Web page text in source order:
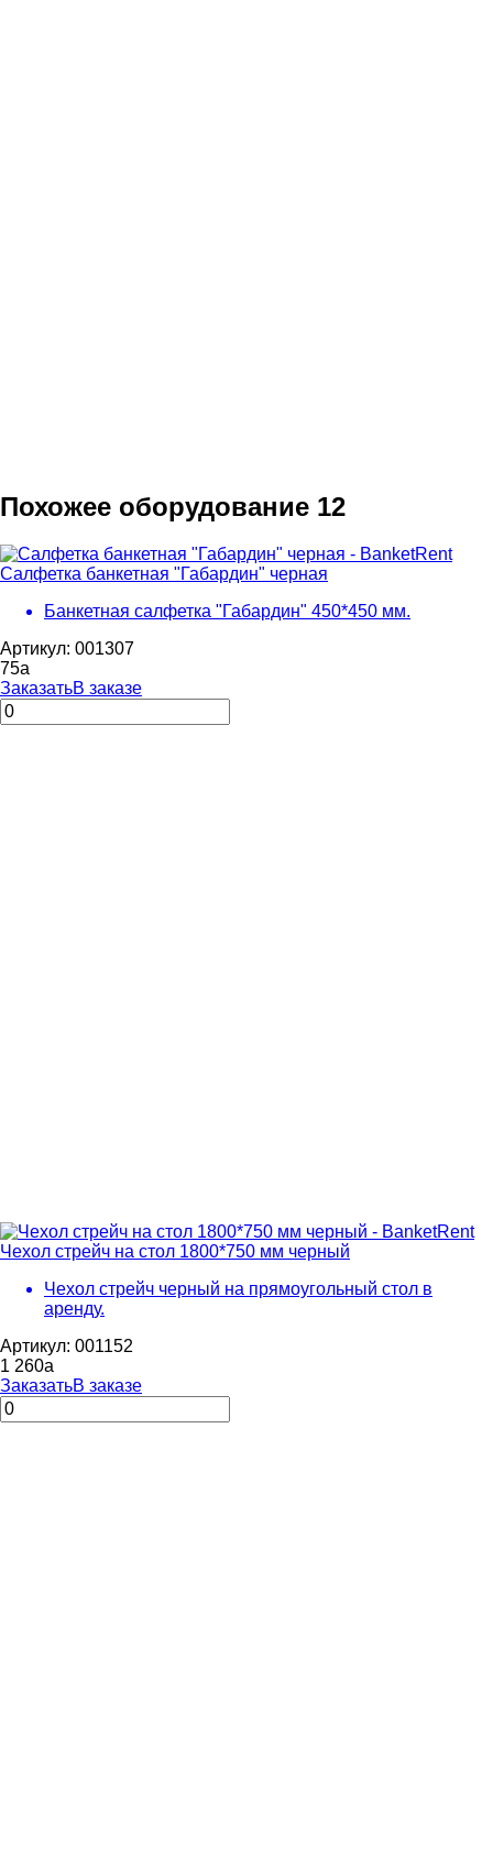
Похожее оборудование 12
Салфетка банкетная "Габардин" черная
Банкетная салфетка "Габардин" 450*450 мм.
Артикул: 001307
75a
ЗаказатьВ заказе
Чехол стрейч на стол 1800*750 мм черный
Чехол стрейч черный на прямоугольный стол в
аренду.
Артикул: 001152
1 260a
ЗаказатьВ заказе